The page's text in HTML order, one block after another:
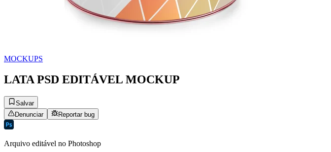
MOCKUPS
LATA PSD EDITÁVEL MOCKUP
Salvar
Denunciar
Reportar bug
Arquivo editável no Photoshop